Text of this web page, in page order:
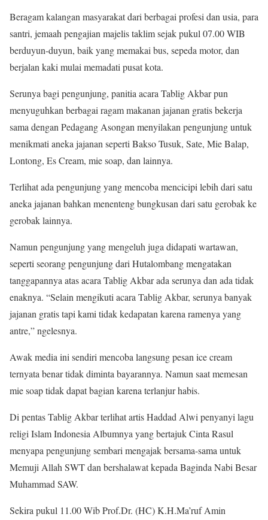
Beragam kalangan masyarakat dari berbagai profesi dan usia, para
santri, jemaah pengajian majelis taklim sejak pukul 07.00 WIB
berduyun-duyun, baik yang memakai bus, sepeda motor, dan
berjalan kaki mulai memadati pusat kota.
Serunya bagi pengunjung, panitia acara Tablig Akbar pun
menyuguhkan berbagai ragam makanan jajanan gratis bekerja
sama dengan Pedagang Asongan menyilakan pengunjung untuk
menikmati aneka jajanan seperti Bakso Tusuk, Sate, Mie Balap,
Lontong, Es Cream, mie soap, dan lainnya.
Terlihat ada pengunjung yang mencoba mencicipi lebih dari satu
aneka jajanan bahkan menenteng bungkusan dari satu gerobak ke
gerobak lainnya.
Namun pengunjung yang mengeluh juga didapati wartawan,
seperti seorang pengunjung dari Hutalombang mengatakan
tanggapannya atas acara Tablig Akbar ada serunya dan ada tidak
enaknya. “Selain mengikuti acara Tablig Akbar, serunya banyak
jajanan gratis tapi kami tidak kedapatan karena ramenya yang
antre,” ngelesnya.
Awak media ini sendiri mencoba langsung pesan ice cream
ternyata benar tidak diminta bayarannya. Namun saat memesan
mie soap tidak dapat bagian karena terlanjur habis.
Di pentas Tablig Akbar terlihat artis Haddad Alwi penyanyi lagu
religi Islam Indonesia Albumnya yang bertajuk Cinta Rasul
menyapa pengunjung sembari mengajak bersama-sama untuk
Memuji Allah SWT dan bershalawat kepada Baginda Nabi Besar
Muhammad SAW.
Sekira pukul 11.00 Wib Prof.Dr. (HC) K.H.Ma’ruf Amin